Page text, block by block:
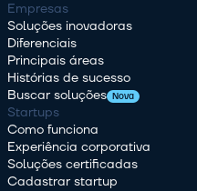
Empresas
Soluções inovadoras
Diferenciais
Principais áreas
Histórias de sucesso
Buscar soluções Nova
Startups
Como funciona
Experiência corporativa
Soluções certificadas
Cadastrar startup